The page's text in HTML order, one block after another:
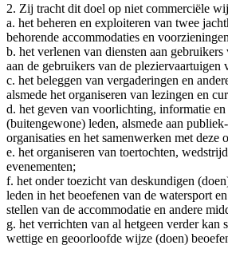
2. Zij tracht dit doel op niet commerciële
a. het beheren en exploiteren van twee
behorende accommodaties en
b. het verlenen van diensten aan gebruikers
aan de gebruikers van de pleziervaartuigen
c. het beleggen van vergaderingen en
alsmede het organiseren van lezingen en
d. het geven van voorlichting, informatie en
(buitengewone) leden, alsmede aan
organisaties en het samenwerken met deze
e. het organiseren van toertochten,
evenementen;
f. het onder toezicht van deskundigen
leden in het beoefenen van de watersport
stellen van de accommodatie en andere
g. het verrichten van al hetgeen verder kan
wettige en geoorloofde wijze (doen)